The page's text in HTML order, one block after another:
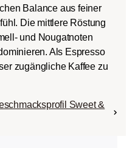
Balance aus feiner
Die mittlere Röstung
und Nougatnoten
Als Espresso
zugängliche Kaffee zu
Sweet &